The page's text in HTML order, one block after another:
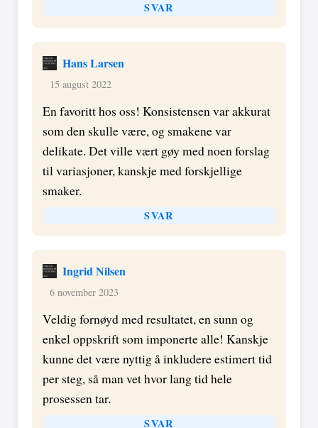
SVAR
Hans Larsen
15 august 2022
En favoritt hos oss! Konsistensen var akkurat
som den skulle være, og smakene var
delikate. Det ville vært gøy med noen forslag
til variasjoner, kanskje med forskjellige
smaker.
SVAR
Ingrid Nilsen
6 november 2023
Veldig fornøyd med resultatet, en sunn og
enkel oppskrift som imponerte alle! Kanskje
kunne det være nyttig å inkludere estimert tid
per steg, så man vet hvor lang tid hele
prosessen tar.
SVAR